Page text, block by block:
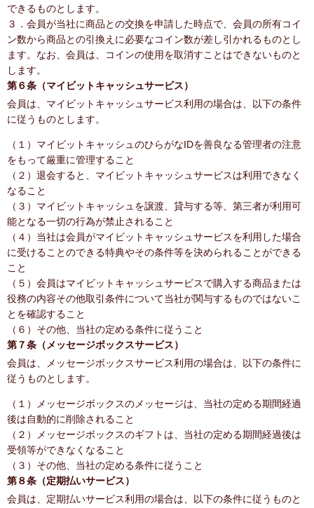
できるものとします。
３．会員が当社に商品との交換を申請した時点で、会員の所有コイ
ン数から商品との引換えに必要なコイン数が差し引かれるものとし
ます。なお、会員は、コインの使用を取消すことはできないものと
します。
第６条（マイビットキャッシュサービス）
会員は、マイビットキャッシュサービス利用の場合は、以下の条件
に従うものとします。
（１）マイビットキャッシュのひらがなIDを善良なる管理者の注意
をもって厳重に管理すること
（２）退会すると、マイビットキャッシュサービスは利用できなく
なること
（３）マイビットキャッシュを譲渡、貸与する等、第三者が利用可
能となる一切の行為が禁止されること
（４）当社は会員がマイビットキャッシュサービスを利用した場合
に受けることのできる特典やその条件等を決められることができる
こと
（５）会員はマイビットキャッシュサービスで購入する商品または
役務の内容その他取引条件について当社が関与するものではないこ
とを確認すること
（６）その他、当社の定める条件に従うこと
第７条（メッセージボックスサービス）
会員は、メッセージボックスサービス利用の場合は、以下の条件に
従うものとします。
（１）メッセージボックスのメッセージは、当社の定める期間経過
後は自動的に削除されること
（２）メッセージボックスのギフトは、当社の定める期間経過後は
受領等ができなくなること
（３）その他、当社の定める条件に従うこと
第８条（定期払いサービス）
会員は、定期払いサービス利用の場合は、以下の条件に従うものと